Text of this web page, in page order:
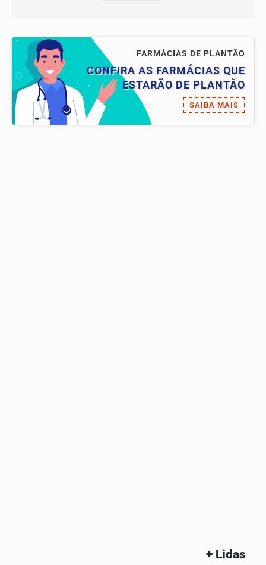
FARMÁCIAS DE PLANTÃO
CONFIRA AS FARMÁCIAS QUE
ESTARÃO DE PLANTÃO
SAIBA MAIS
+ Lidas